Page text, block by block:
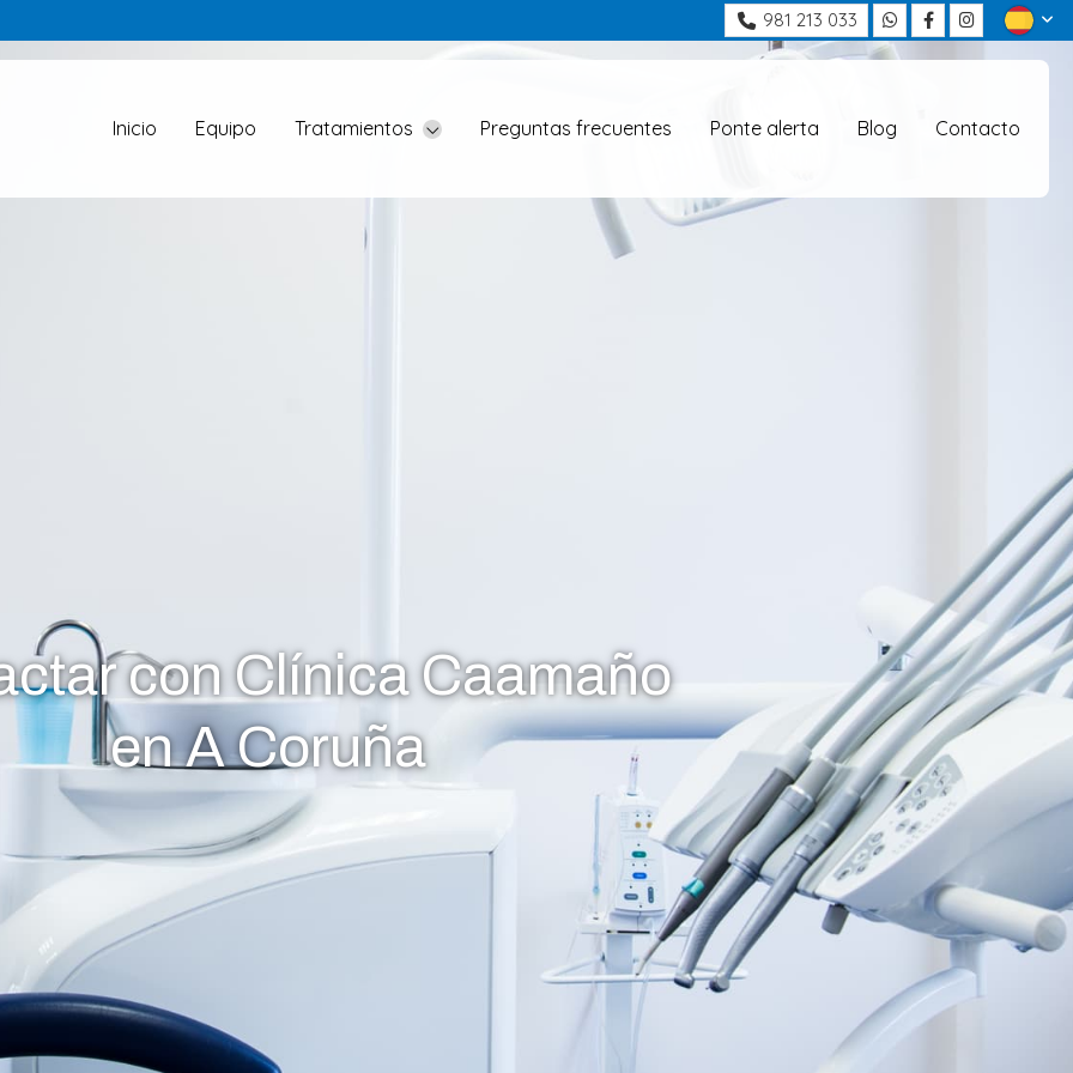
981 213 033
Inicio Equipo Tratamientos Preguntas frecuentes Ponte alerta Blog Contacto
con Clínica Caamaño
en A Coruña